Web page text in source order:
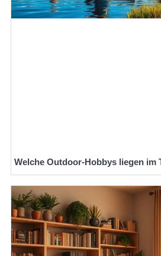
Welche Outdoor-Hobbys liegen im